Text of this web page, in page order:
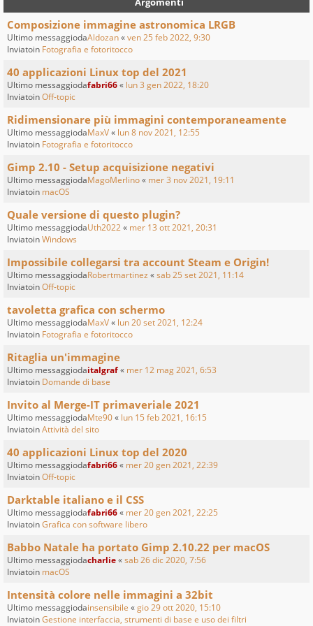
Composizione immagine astronomica LRGB
Ultimo messaggiodaAldozan«ven 25 feb 2022, 9:30
Inviatoin Fotografia e fotoritocco
40 applicazioni Linux top del 2021
Ultimo messaggiodafabri66« lun 3 gen 2022, 18:20
InviatoinOff-topic
Ridimensionare più immagini contemporaneamente
Ultimo messaggiodaMaxV« lun 8 nov 2021, 12:55
Inviatoin Fotografia e fotoritocco
Gimp 2.10 - Setup acquisizione negativi
Ultimo messaggiodaMagoMerlino« mer 3 nov 2021, 19:11
Inviatoin macOS
Quale versione di questo plugin?
Ultimo messaggiodaUth2022« mer 13 ott 2021, 20:31
InviatoinWindows
Impossibile collegarsi tra account Steam e Origin!
Ultimo messaggiodaRobertmartinez «sab 25 set 2021, 11:14
InviatoinOff-topic
tavoletta grafica con schermo
Ultimo messaggiodaMaxV« lun 20 set 2021, 12:24
Inviatoin Fotografia e fotoritocco
Ritaglia un'immagine
Ultimo messaggiodaitalgraf« mer 12 mag 2021, 6:53
Inviatoin Domande di base
Invito al Merge-IT primaveriale 2021
Ultimo messaggiodaMte90« lun 15 feb 2021, 16:15
InviatoinAttività del sito
40 applicazioni Linux top del 2020
Ultimo messaggiodafabri66« mer 20 gen 2021, 22:39
InviatoinOff-topic
Darktable italiano e il CSS
Ultimo messaggiodafabri66« mer 20 gen 2021, 22:25
InviatoinGrafica con software libero
Babbo Natale ha portato Gimp 2.10.22 per macOS
Ultimo messaggiodacharlie«sab 26 dic 2020, 7:56
Inviatoin macOS
Intensità colore nelle immagini a 32bit
Ultimo messaggiodainsensibile «gio 29 ott 2020, 15:10
InviatoinGestione interfaccia, strumenti di base e uso dei filtri